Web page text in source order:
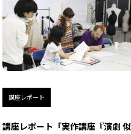
講座レポート
講座レポート「実作講座『演劇 似